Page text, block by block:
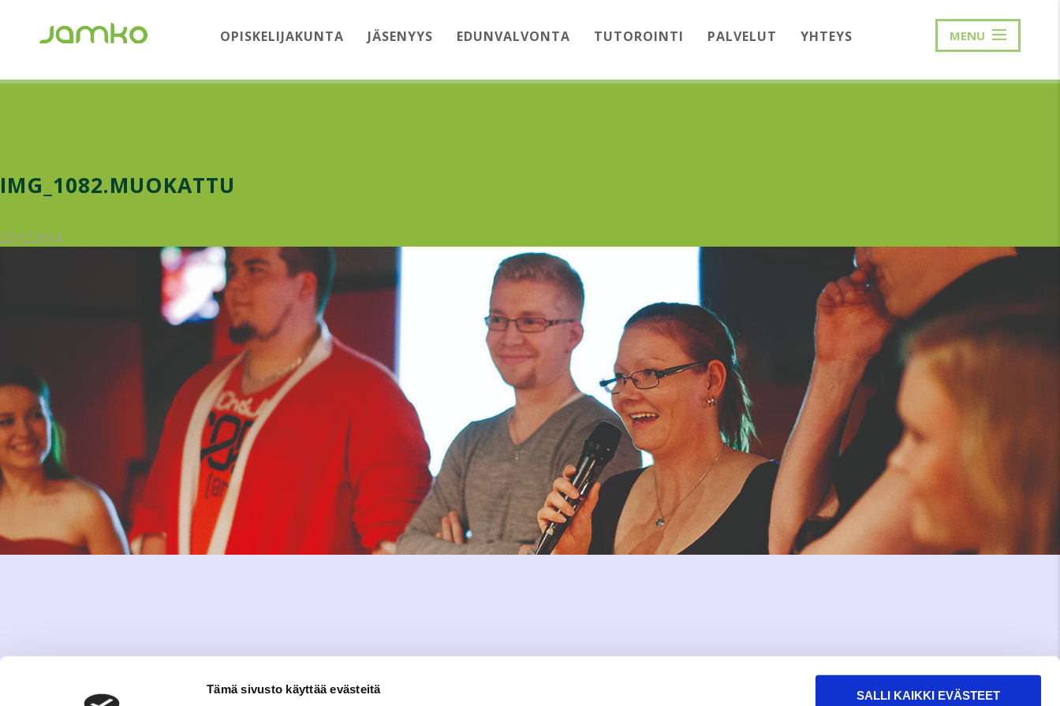
Tämä sivusto käyttää evästeitä SALLI KAIKKI EVÄSTEET
OPISKELIJAKUNTA JÄSENYYS EDUNVALVONTA TUTOROINTI PALVELUT YHTEYS MENU
IMG_1082.MUOKATTU
22.12.2014